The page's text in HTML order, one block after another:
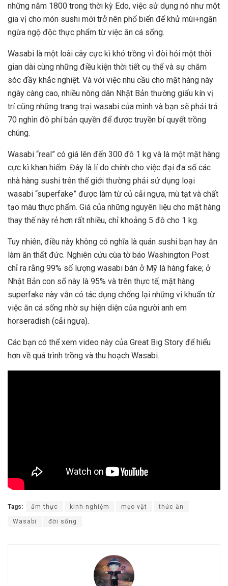
những năm 1800 trong thời kỳ Edo, việc sử dụng nó như một
gia vị cho món sushi mới trở nên phổ biến để khử mùi+ngăn
ngừa ngộ độc thực phẩm từ việc ăn cá sống.
Wasabi là một loài cây cực kì khó trồng vì đòi hỏi một thời
gian dài cùng những điều kiện thời tiết cụ thể và sự chăm
sóc đầy khắc nghiệt. Và với việc nhu cầu cho mặt hàng này
ngày càng cao, nhiều nông dân Nhật Bản thường giấu kín vị
trí cũng những trang trại wasabi của mình và bạn sẽ phải trả
70 nghìn đô phí bản quyền để được truyền bí quyết trồng
chúng.
Wasabi “real” có giá lên đến 300 đô 1 kg và là một mặt hàng
cực kì khan hiếm. Đây là lí do chính cho việc đại đa số các
nhà hàng sushi trên thế giới thường phải sử dụng loại
wasabi “superfake” được làm từ củ cải ngựa, mù tạt và chất
tạo màu thực phẩm. Giá của những nguyên liệu cho mặt hàng
thay thế này rẻ hơn rất nhiều, chỉ khoảng 5 đô cho 1 kg.
Tuy nhiên, điều này không có nghĩa là quán sushi bạn hay ăn
làm ăn thất đức. Nghiên cứu cùa tờ báo Washington Post
chỉ ra rằng 99% số lượng wasabi bán ở Mỹ là hàng fake; ở
Nhật Bản con số này là 95% và trên thực tế, mặt hàng
superfake này vẫn có tác dụng chống lại những vi khuẩn từ
việc ăn cá sống nhờ sự hiện diện của người anh em
horseradish (cải ngựa).
Các bạn có thể xem video này của Great Big Story để hiểu
hơn về quá trình trồng và thu hoạch Wasabi.
Tags: ẩm thực kinh nghiệm mẹo vặt thức ăn
Wasabi đời sống